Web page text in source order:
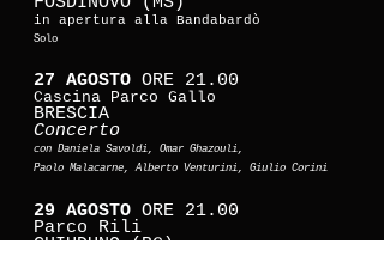
in apertura alla Bandabardò
Solo
27 AGOSTO ORE 21.00
Cascina Parco Gallo
BRESCIA
Concerto
con Daniela Savoldi, Omar Ghazouli,
Paolo Malacarne, Alberto Venturini, Giulio Corini
29 AGOSTO ORE 21.00
Parco Rili
CHIUDUNO (BG)